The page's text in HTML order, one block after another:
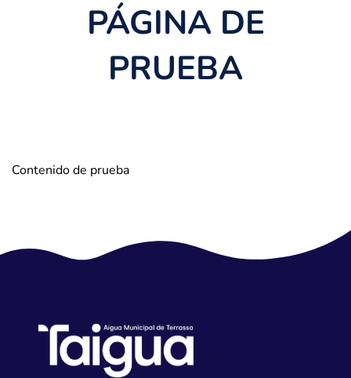
PÁGINA DE
PRUEBA
Contenido de prueba